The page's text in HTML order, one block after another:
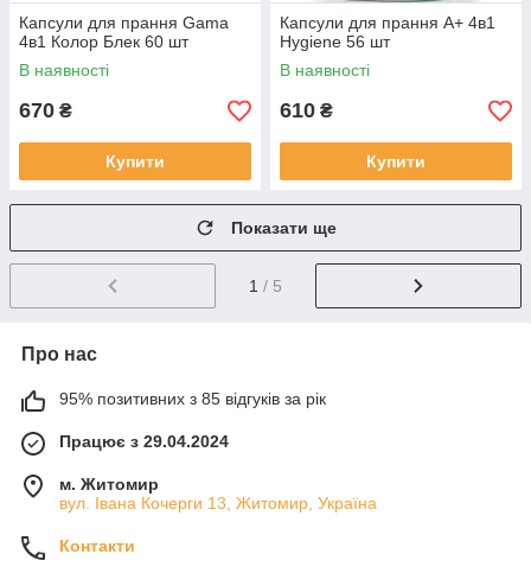
Капсули для прання Gama
4в1 Колор Блек 60 шт
В наявності
670 ₴
Купити
Капсули для прання А+ 4в1
Hygiene 56 шт
В наявності
610 ₴
Купити
Показати ще
1 / 5
Про нас
95% позитивних з 85 відгуків за рік
Працює з 29.04.2024
м. Житомир
вул. Івана Кочерги 13, Житомир, Україна
Контакти